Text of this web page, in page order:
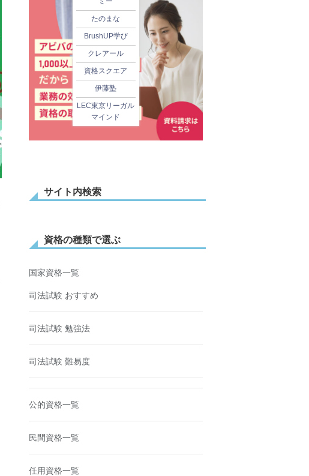
たのまな
BrushUP学び
クレアール
資格スクエア
伊藤塾
LEC東京リーガル
マインド
サイト内検索
資格の種類で選ぶ
国家資格一覧
司法試験 おすすめ
司法試験 勉強法
司法試験 難易度
公的資格一覧
民間資格一覧
任用資格一覧